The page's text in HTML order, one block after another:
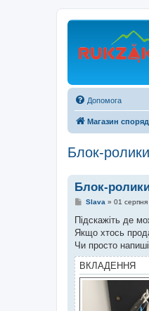
Допомога
Магазин
Блок-ролики
Блок-
П
в
і
д
о
е
н
Slava » 01
Підскажіть де
Якщо хтось
Чи просто
ВКЛАДЕННЯ